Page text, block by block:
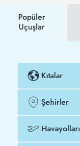
Popüler
Uçuşlar
Kıtalar
Şehirler
Havayolları